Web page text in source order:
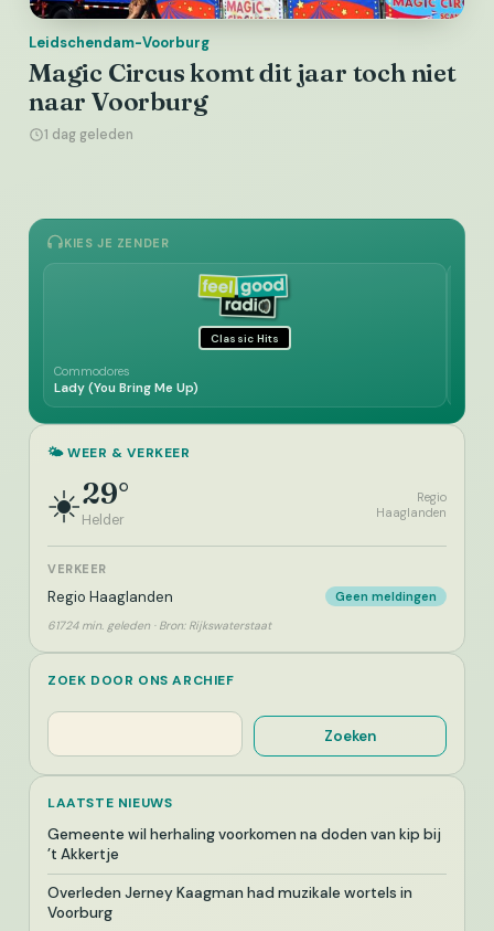
Leidschendam-Voorburg
Magic Circus komt dit jaar toch niet
naar Voorburg
1 dag geleden
KIES JE ZENDER
Classic Hits
Commodores
Lady (You Bring Me Up)
🌤️ WEER & VERKEER
☀️29°
Helder
Regio
Haaglanden
VERKEER
Regio Haaglanden Geen meldingen
61724 min. geleden · Bron: Rijkswaterstaat
ZOEK DOOR ONS ARCHIEF
Zoeken
Zoeken
LAATSTE NIEUWS
Gemeente wil herhaling voorkomen na doden van kip bij
’t Akkertje
Overleden Jerney Kaagman had muzikale wortels in
Voorburg